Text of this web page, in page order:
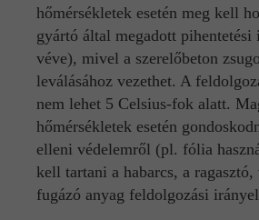
hőmérsékletek esetén meg kell
gyártó által megadott
véve), mivel a szerelőbeton
leválásához vezethet. A
nem lehet 5 Celsius-fok alatt.
hőmérsékletek esetén
elleni védelemről (pl. fólia
kell tartani a habarcs, a
fugázó anyag feldolgozási